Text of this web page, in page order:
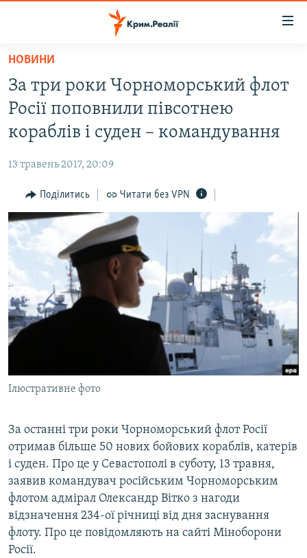
Перейти
основного
матеріалу
до
основної
навігації
Перейти
до
пошуку
ВОДА.КРИМ
ВІДЕО ТА ФОТО
БЛОГИ
ПОГЛЯД
ІНТЕРВ'Ю
ВСЕ ЗА ДЕНЬ
СПЕЦПРОЕКТИ
ДЕПОРТАЦІЯ
ВІДЕОУРОКИ «ELIFBE»
ІНФОГРАФІКА
ЯК ОБІЙТИ БЛОКУВАННЯ
Русский
ДОЛУЧАЙСЯ!
Усі сайти RFE/RL
НОВИНИ
За три роки Чорноморський флот
Росії поповнили півсотнею
кораблів і суден – командування
13 травень 2017, 20:09
Поділитись Читати без VPN
Ілюстративне фото
За останні три роки Чорноморський флот Росії
отримав більше 50 нових бойових кораблів, катерів
і суден. Про це у Севастополі в суботу, 13 травня,
заявив командувач російським Чорноморським
флотом адмірал Олександр Вітко з нагоди
відзначення 234-ої річниці від дня заснування
флоту. Про це повідомляють на сайті Міноборони
Росії.